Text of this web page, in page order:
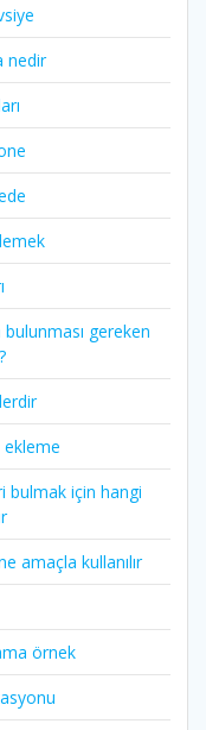
nedir
gereken
bulmak için hangi
amaçla kullanılır
örnek